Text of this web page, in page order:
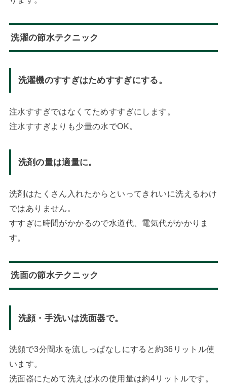
洗濯の節水テクニック
洗濯機のすすぎはためすすぎにする。
注水すすぎではなくてためすすぎにします。
注水すすぎよりも少量の水でOK。
洗剤の量は適量に。
洗剤はたくさん入れたからといってきれいに洗えるわけ
ではありません。
すすぎに時間がかかるので水道代、電気代がかかりま
す。
洗面の節水テクニック
洗顔・手洗いは洗面器で。
洗顔で3分間水を流しっぱなしにすると約36リットル使
います。
洗面器にためて洗えば水の使用量は約4リットルです。